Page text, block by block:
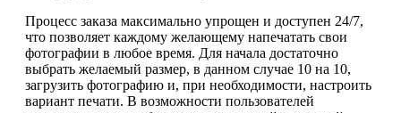
Процесс заказа максимально упрощен и доступен 24/7,
что позволяет каждому желающему напечатать свои
фотографии в любое время. Для начала достаточно
выбрать желаемый размер, в данном случае 10 на 10,
загрузить фотографию и, при необходимости, настроить
вариант печати. В возможности пользователей